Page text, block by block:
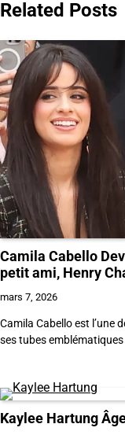
l’article
Related Posts
Camila Cabello
petit ami, Henry
mars 7, 2026
Camila Cabello est l’une
ses tubes
Kaylee Hartung